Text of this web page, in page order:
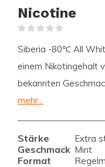
Nicotine
Siberia -80℃ All
einem Nikotingehalt
bekannten
mehr...
Stärke Extra
Geschmack Mint
Format